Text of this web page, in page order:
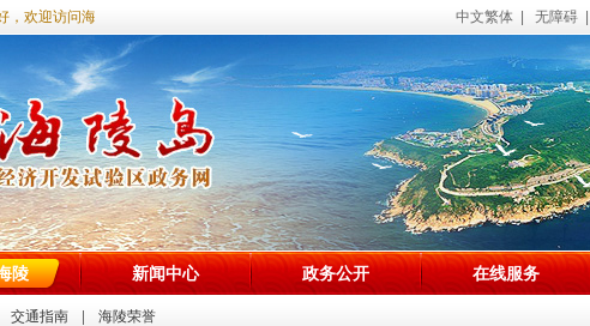
迎访问海陵试验区政务网站！ 中文繁体 无障碍
陵 新闻中心 政务公开 在线服务
交通指南 海陵荣誉